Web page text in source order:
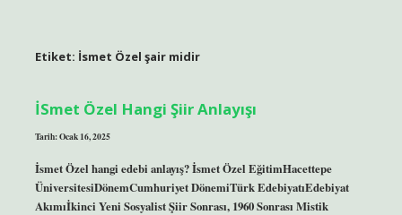
Etiket: İsmet Özel şair midir
İSmet Özel Hangi Şiir Anlayışı
Tarih: Ocak 16, 2025
İsmet Özel hangi edebi anlayış? İsmet Özel EğitimHacettepe
ÜniversitesiDönemCumhuriyet DönemiTürk EdebiyatıEdebiyat
Akımıİkinci Yeni Sosyalist Şiir Sonrası, 1960 Sonrası Mistik